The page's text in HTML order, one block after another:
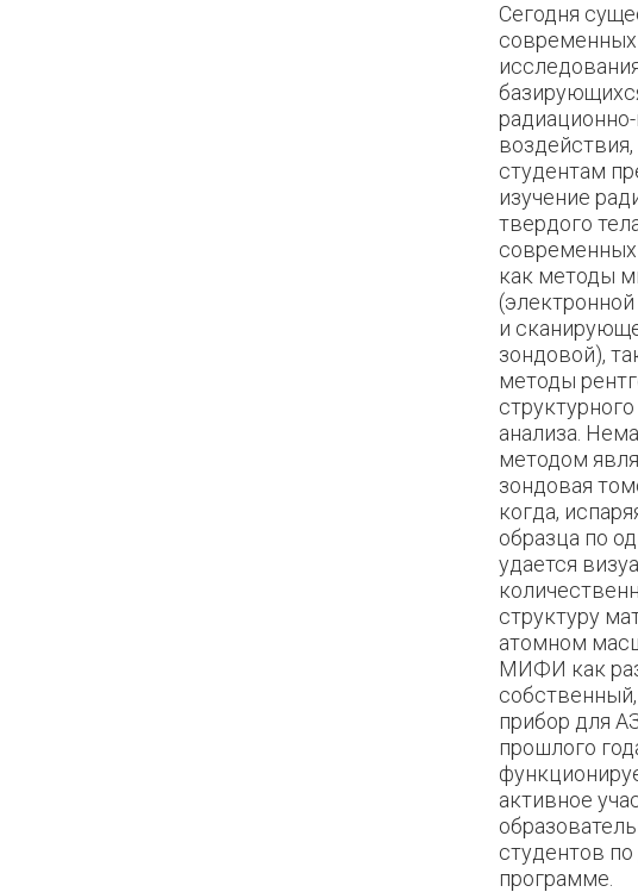
Сегодня
студентам
изучение
твердого
как методы
и
зондовой),
методы
анализа.
методом
зондовая
когда,
образца по
удается
структуру
атомном
МИФИ как
прибор для
прошлого
активное
студентов
программе.